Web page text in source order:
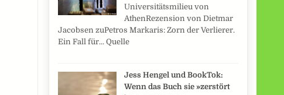
Universitätsmilieu von
AthenRezension von Dietmar
Jacobsen zuPetros Markaris: Zorn der Verlierer.
Ein Fall für... Quelle
Jess Hengel und BookTok:
Wenn das Buch sie »zerstört